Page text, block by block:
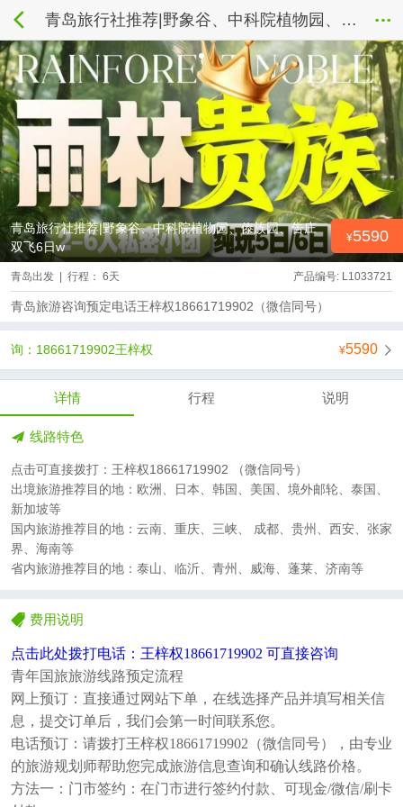
青岛旅行社推荐|野象谷、中科院植物园、傣族园、告庄双飞6日w
青岛旅行社推荐|野象谷、中科院植物园、傣族园、告庄
双飞6日w
5590
产品编号: L1033721
青岛出发 | 行程： 6天
青岛旅游咨询预定电话王梓权18661719902（微信同号）
5590
询：18661719902王梓权
详情 行程 说明
线路特色
点击可直接拨打：王梓权18661719902 （微信同号）
出境旅游推荐目的地：欧洲、日本、韩国、美国、境外邮轮、泰国、
新加坡等
国内旅游推荐目的地：云南、重庆、三峡、 成都、贵州、西安、张家
界、海南等
省内旅游推荐目的地：泰山、临沂、青州、威海、蓬莱、济南等
费用说明
点击此处拨打电话：王梓权18661719902 可直接咨询
青年国旅旅游线路预定流程
网上预订：直接通过网站下单，在线选择产品并填写相关信
息，提交订单后， 我们会第一时间联系您。
电话预订：请拨打王梓权18661719902 （微信同号），由专业
的旅游规划师帮助您完成旅游信息查询和确认线路价格。
方法一：门市签约：在门市进行签约付款、可现金/微信/刷卡